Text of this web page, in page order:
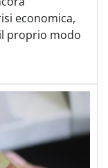
economica,
proprio modo